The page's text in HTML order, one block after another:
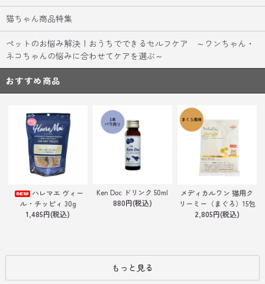
猫ちゃん商品特集
ペットのお悩み解決！おうちでできるセルフケア ～ワンちゃん・
ネコちゃんの悩みに合わせてケアを選ぶ～
おすすめ商品
ハレマエ ヴィー
ル・チッピィ 30g
1,485円(税込)
Ken Doc ドリンク 50ml
880円(税込)
メディカルワン 猫用ク
リーミー（まぐろ）15包
2,805円(税込)
もっと見る